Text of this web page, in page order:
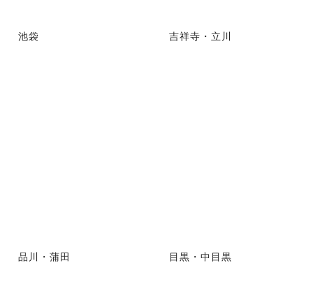
池袋 吉祥寺・立川
品川・蒲田 目黒・中目黒